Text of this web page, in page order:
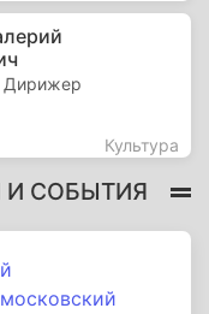
Дирижер
Культура
И СОБЫТИЯ